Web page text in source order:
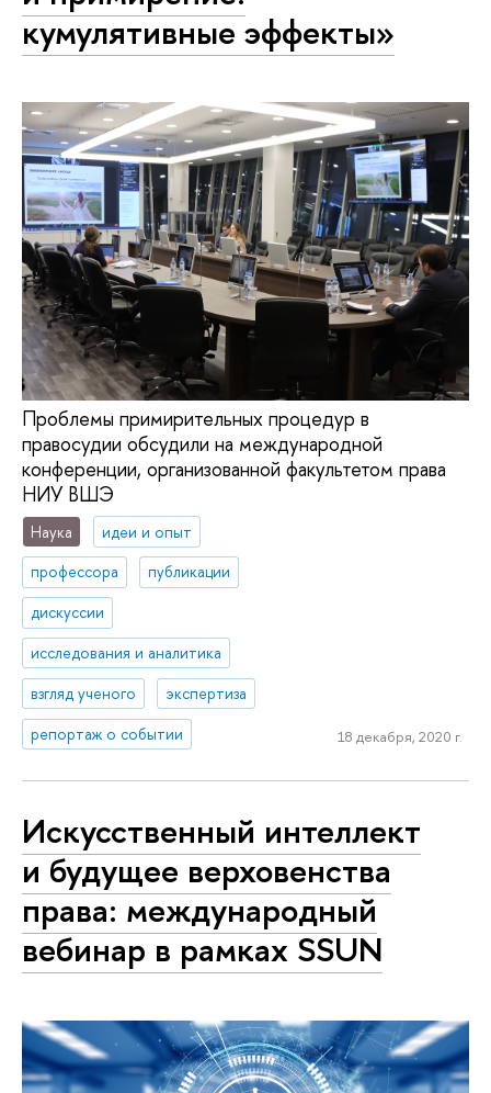
кумулятивные эффекты»
Проблемы примирительных процедур в
правосудии обсудили на международной
конференции, организованной факультетом права
НИУ ВШЭ
Наука
идеи и опыт
профессора
публикации
дискуссии
исследования и аналитика
взгляд ученого
экспертиза
репортаж о событии
18 декабря, 2020 г.
Искусственный интеллект
и будущее верховенства
права: международный
вебинар в рамках SSUN